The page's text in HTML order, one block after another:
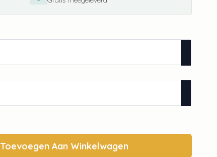
Toevoegen Aan Winkelwagen